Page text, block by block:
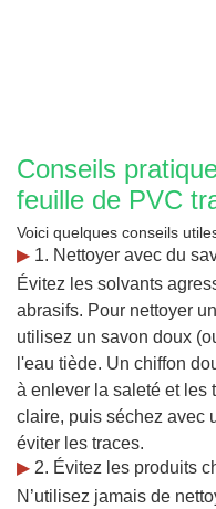
Conseils
feuille de PVC
Voici quelques conseils
▶ 1. Nettoyer avec du
Évitez les solvants
abrasifs. Pour nettoyer
utilisez un savon doux
l'eau tiède. Un chiffon
à enlever la saleté et les
claire, puis séchez avec
éviter les traces.
▶ 2. Évitez les produits
N’utilisez jamais de